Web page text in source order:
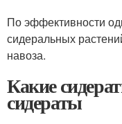
По эффективности
сидеральных
навоза.
Какие
сидераты